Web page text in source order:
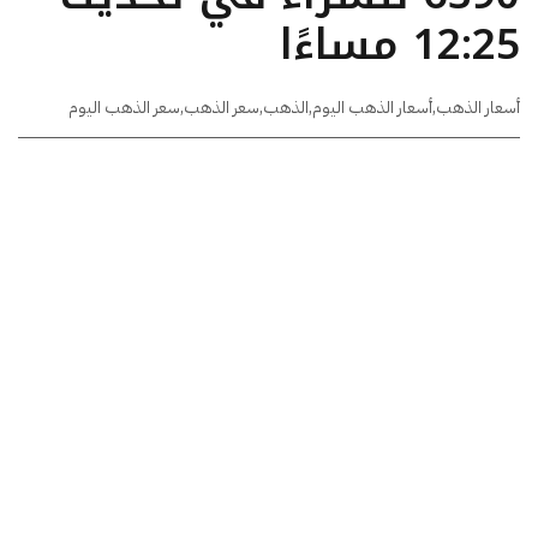
12:25 مساءًا
أسعار الذهب,أسعار الذهب اليوم,الذهب,سعر الذهب,سعر الذهب اليوم